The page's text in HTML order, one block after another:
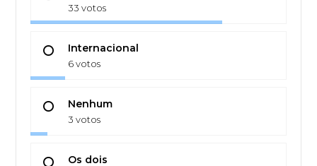
33 votos
Internacional
6 votos
Nenhum
3 votos
Os dois